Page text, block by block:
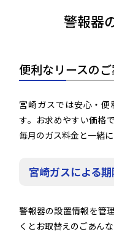
警報器
便利なリースの
宮崎ガスでは安心・便
す。お求めやすい価格
毎月のガス料金と一緒
宮崎ガスによる
警報器の設置情報を管
くとお取替えのごあん